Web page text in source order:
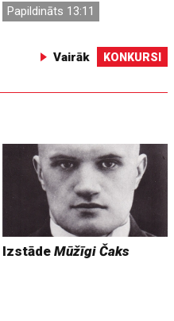
Papildināts 13:11
Vairāk KONKURSI
IzstādeMūžīgi Čaks